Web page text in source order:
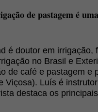
de pastagem é
é doutor em irrigação,
no Brasil e
de café e pastagem e
Viçosa). Luís é
destaca os